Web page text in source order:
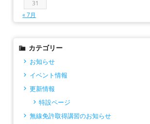
31
« 7月
カテゴリー
お知らせ
イベント情報
更新情報
特設ページ
無線免許取得講習のお知らせ